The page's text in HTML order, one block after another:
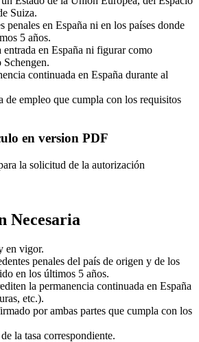
Suiza.
penales en España ni en los países donde
5 años.
en España ni figurar como
Schengen.
continuada en España durante al
de empleo que cumpla con los requisitos
en version PDF
la solicitud de la autorización
Necesaria
en vigor.
penales del país de origen y de los
en los últimos 5 años.
la permanencia continuada en España
etc.).
por ambas partes que cumpla con los
la tasa correspondiente.